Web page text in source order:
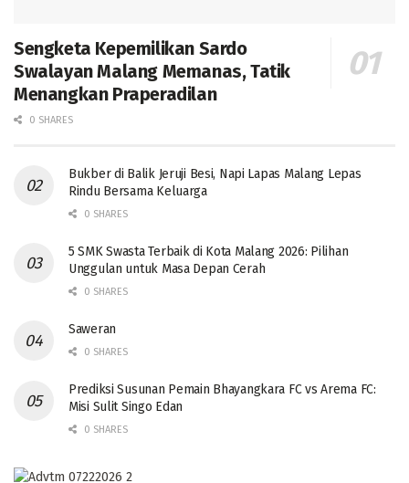
Sengketa Kepemilikan Sardo
Swalayan Malang Memanas, Tatik
Menangkan Praperadilan
0 SHARES
Bukber di Balik Jeruji Besi, Napi Lapas Malang Lepas
Rindu Bersama Keluarga
0 SHARES
5 SMK Swasta Terbaik di Kota Malang 2026: Pilihan
Unggulan untuk Masa Depan Cerah
0 SHARES
Saweran
0 SHARES
Prediksi Susunan Pemain Bhayangkara FC vs Arema FC:
Misi Sulit Singo Edan
0 SHARES